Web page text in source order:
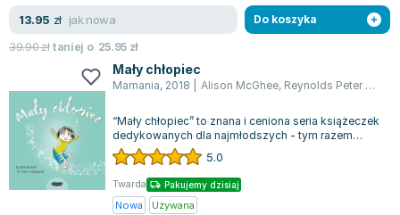
Agata Passent
Michel Moran
Maciej Orłoś
Jo Nesbo
Katarzyna Miller
Antoine de Saint Exupery
Lew Tołstoj
Mark Twain
13.95 zł jak nowa
39.90złtaniej o 25.95 zł
Do koszyka
Mały chłopiec
Mamania, 2018 Alison McGhee, Reynolds Peter H.
“Mały chłopiec” to znana i ceniona seria książeczek
dedykowanych dla najmłodszych - tym razem
autorzy przedstawili opowieść ukazuj...
5.0
Twarda Pakujemy dzisiaj
Nowa Używana